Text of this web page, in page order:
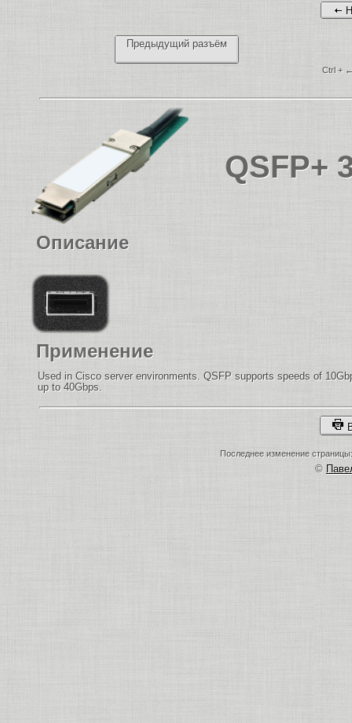
Предыдущий разъём
Ctrl +
QSFP+
Описание
Применение
Used in Cisco server environments. QSFP supports speeds of
up to 40Gbps.
Последнее изменение
©